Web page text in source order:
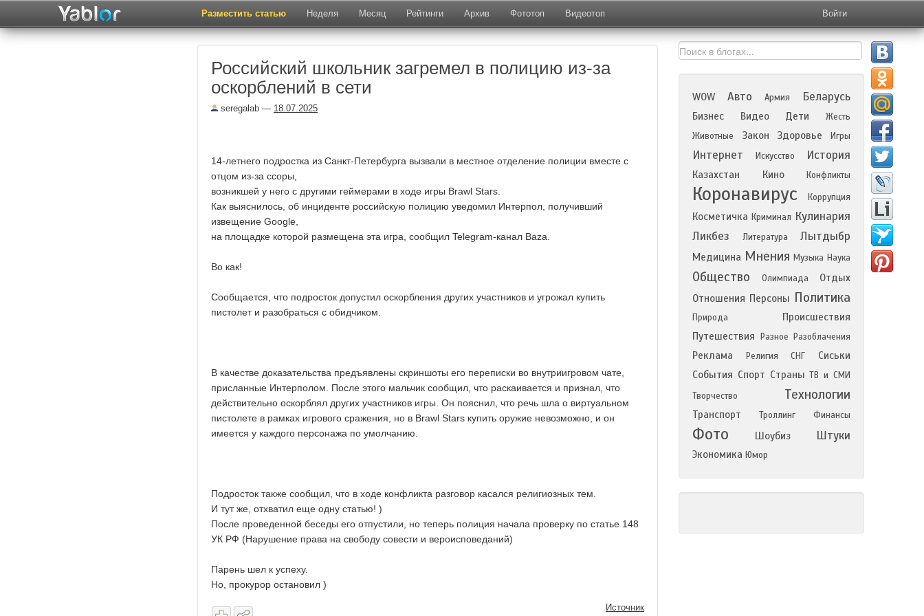
Разместить статью Неделя Месяц Рейтинги Архив Фототоп Видеотоп Войти
Российский школьник загремел в полицию из-за
оскорблений в сети
seregalab — 18.07.2025
14-летнего подростка из Санкт-Петербурга вызвали в местное отделение полиции вместе с
отцом из-за ссоры,
возникшей у него с другими геймерами в ходе игры Brawl Stars.
Как выяснилось, об инциденте российскую полицию уведомил Интерпол, получивший
извещение Google,
на площадке которой размещена эта игра, сообщил Telegram-канал Baza.
Во как!
Сообщается, что подросток допустил оскорбления других участников и угрожал купить
пистолет и разобраться с обидчиком.
В качестве доказательства предъявлены скриншоты его переписки во внутриигровом чате,
присланные Интерполом. После этого мальчик сообщил, что раскаивается и признал, что
действительно оскорблял других участников игры. Он пояснил, что речь шла о виртуальном
пистолете в рамках игрового сражения, но в Brawl Stars купить оружие невозможно, и он
имеется у каждого персонажа по умолчанию.
Подросток также сообщил, что в ходе конфликта разговор касался религиозных тем.
И тут же, отхватил еще одну статью! )
После проведенной беседы его отпустили, но теперь полиция начала проверку по статье 148
УК РФ (Нарушение права на свободу совести и вероисповеданий)
Парень шел к успеху.
Но, прокурор остановил )
Источник
WOW Авто Армия Беларусь
Бизнес Видео Дети
Жесть
Животные
Закон Здоровье Игры
Интернет Искусство История
Казахстан Кино Конфликты
Коронавирус Коррупция
Косметичка Криминал Кулинария
Ликбез
Литература Лытдыбр
Медицина Мнения Музыка Наука
Общество Олимпиада
Отдых
Отношения Персоны Политика
Природа
Происшествия
Путешествия
Разное Разоблачения
Реклама Религия СНГ
Сиськи
События Спорт Страны ТВ и СМИ
Творчество
Технологии
Транспорт Троллинг Финансы
Фото Шоубиз Штуки
Экономика Юмор